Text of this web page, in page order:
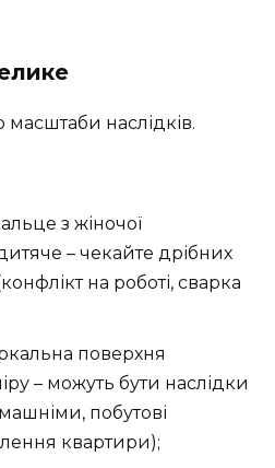
масштаби наслідків.
з жіночої
– чекайте дрібних
на роботі, сварка
поверхня
– можуть бути наслідки
побутові
квартири);